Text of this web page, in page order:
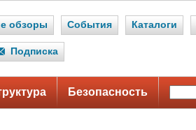
обзоры События Каталоги
Подписка
Безопасность